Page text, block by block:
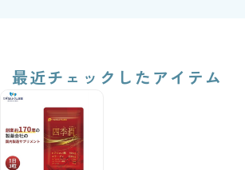
最近チェックしたアイテム